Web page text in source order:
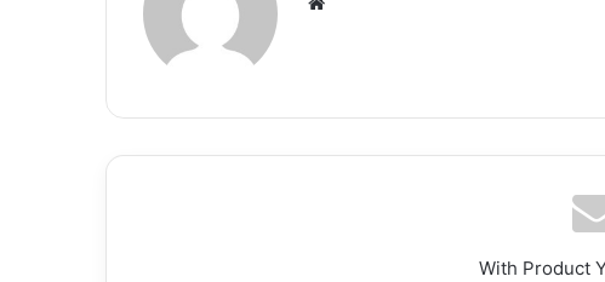
With Product